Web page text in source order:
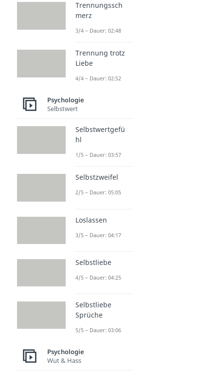
Trennungssch
merz
3/4 – Dauer: 02:48
Trennung trotz
Liebe
4/4 – Dauer: 02:52
Psychologie
Selbstwert
Selbstwertgefü
hl
1/5 – Dauer: 03:57
Selbstzweifel
2/5 – Dauer: 05:05
Loslassen
3/5 – Dauer: 04:17
Selbstliebe
4/5 – Dauer: 04:25
Selbstliebe
Sprüche
5/5 – Dauer: 03:06
Psychologie
Wut & Hass